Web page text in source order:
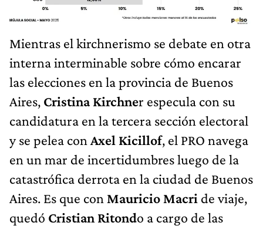
Mientras el kirchnerismo se debate en otra
interna interminable sobre cómo encarar
las elecciones en la provincia de Buenos
Aires, Cristina Kirchner especula con su
candidatura en la tercera sección electoral
y se pelea con Axel Kicillof, el PRO navega
en un mar de incertidumbres luego de la
catastrófica derrota en la ciudad de Buenos
Aires. Es que con Mauricio Macri de viaje,
quedó Cristian Ritondo a cargo de las